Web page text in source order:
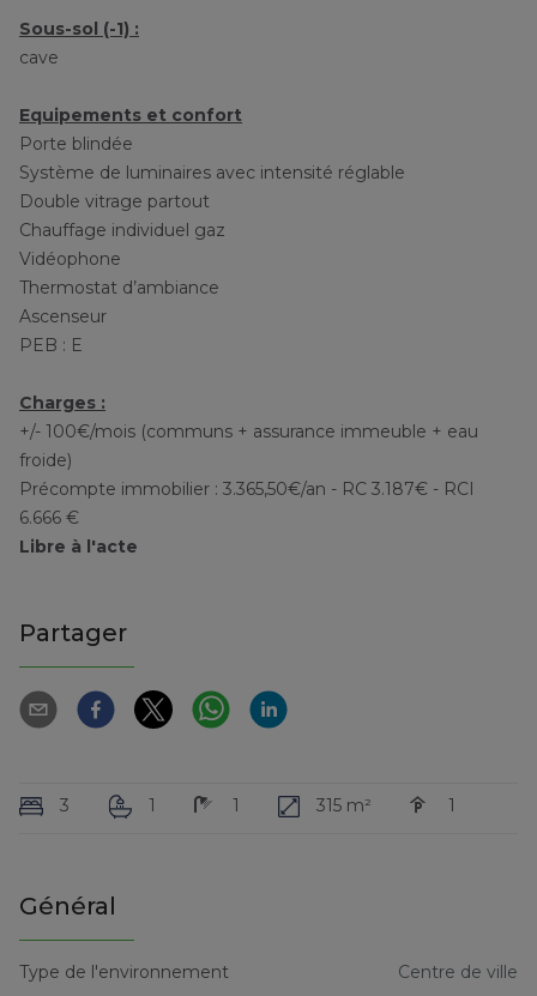
Sous-sol (-1) :
cave
Equipements et confort
Porte blindée
Système de luminaires avec intensité réglable
Double vitrage partout
Chauffage individuel gaz
Vidéophone
Thermostat d’ambiance
Ascenseur
PEB : E
Charges :
+/- 100€/mois (communs + assurance immeuble + eau
froide)
Précompte immobilier : 3.365,50€/an - RC 3.187€ - RCI
6.666 €
Libre à l'acte
Partager
3 1 1 315 m² 1
Général
Type de l'environnement Centre de ville